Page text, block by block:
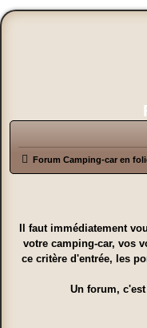
Forum Camping-car en
Il faut immédiatement
votre camping-car, vos
ce critère d'entrée, les
Un forum,